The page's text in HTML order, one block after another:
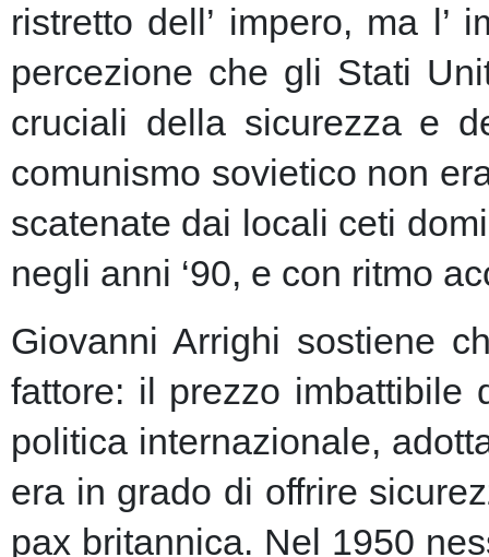
ristretto dell’ impero, ma
percezione che gli Stati
cruciali della sicurezza e
comunismo sovietico non
scatenate dai locali ceti
negli anni ‘90, e con ritmo
Giovanni Arrighi sostiene
fattore: il prezzo imbattibile
politica internazionale,
era in grado di offrire
pax britannica. Nel 1950